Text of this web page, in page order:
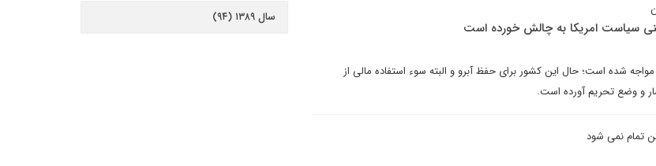
شده است؛ حال این کشور برای حفظ آبرو و البته سوء استفاده مالی از
و وضع تحریم آورده است.
تمام نمی شود
سال ۱۳۸۹ (۹۴)